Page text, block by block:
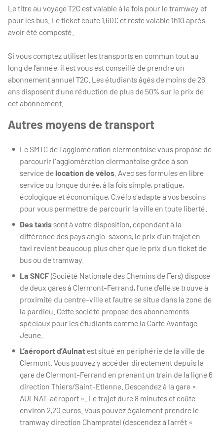
Le titre au voyage T2C est valable à la fois pour le tramway et
pour les bus. Le ticket coute 1,60€ et reste valable 1h10 après
avoir été composté.
Si vous comptez utiliser les transports en commun tout au
long de l’année, il est vous est conseillé de prendre un
abonnement annuel T2C. Les étudiants âgés de moins de 26
ans disposent d’une réduction de plus de 50% sur le prix de
cet abonnement.
Autres moyens de transport
Le SMTC de l'agglomération clermontoise vous propose de
parcourir l'agglomération clermontoise grâce à son
service de location de vélos . Avec ses formules en libre
service ou longue durée, à la fois simple, pratique,
écologique et économique, C.vélo s'adapte à vos besoins
pour vous permettre de parcourir la ville en toute liberté.
Des taxissont à votre disposition, cependant à la
différence des pays anglo-saxons, le prix d’un trajet en
taxi revient beaucoup plus cher que le prix d’un ticket de
bus ou de tramway.
La SNCF (Société Nationale des Chemins de Fers) dispose
de deux gares à Clermont-Ferrand, l’une d’elle se trouve à
proximité du centre-ville et l’autre se situe dans la zone de
la pardieu. Cette société propose des abonnements
spéciaux pour les étudiants comme la Carte Avantage
Jeune.
L’aéroport d’Aulnatest situé en périphérie de la ville de
Clermont. Vous pouvez y accéder directement depuis la
gare de Clermont-Ferrand en prenant un train de la ligne 6
direction Thiers/Saint-Etienne. Descendez à la gare «
AULNAT-aéroport ». Le trajet dure 8 minutes et coûte
environ 2,20 euros. Vous pouvez également prendre le
tramway direction Champratel (descendez à l’arrêt «